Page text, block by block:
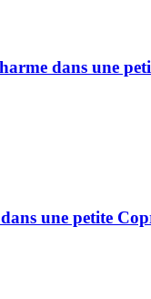
dans une
une petite